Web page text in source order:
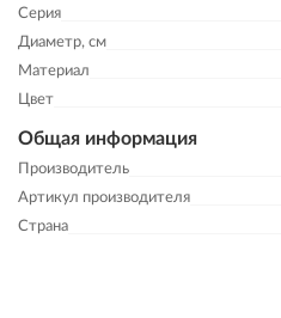
Серия
Диаметр, см
Материал
Цвет
Общая информация
Производитель
Артикул производителя
Страна